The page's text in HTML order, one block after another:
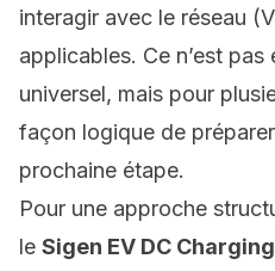
interagir avec le réseau
applicables. Ce n’est pas
universel, mais pour
façon logique de
prochaine étape.
Pour une approche
le Sigen EV DC